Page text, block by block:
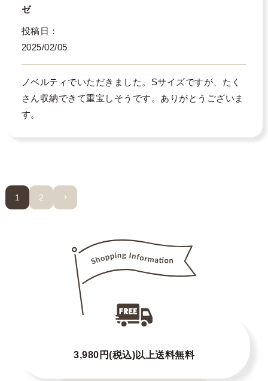
ゼ
投稿日
2025/02/05
ノベルティでいただきました。Sサイズですが、たく
さん収納できて重宝しそうです。ありがとうございま
す。
1 2
3,980円(税込)以上送料無料